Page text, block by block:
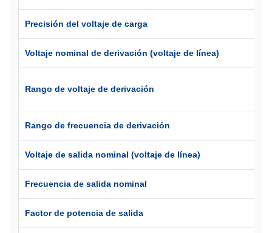
Precisión del voltaje de carga
Voltaje nominal de derivación (voltaje de línea)
Rango de voltaje de derivación
Rango de frecuencia de derivación
Voltaje de salida nominal (voltaje de línea)
Frecuencia de salida nominal
Factor de potencia de salida